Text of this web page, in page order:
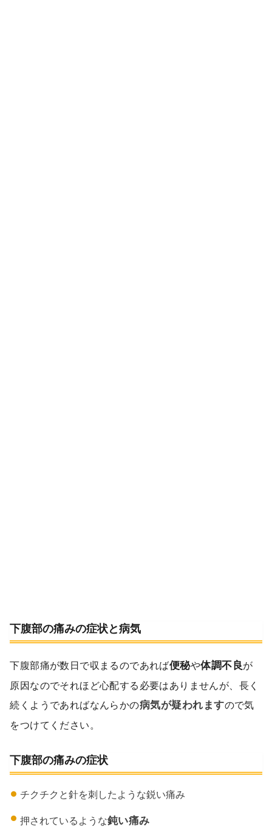
下腹部の痛みの症状と病気
下腹部痛が数日で収まるのであれば便秘や体調不良が
原因なのでそれほど心配する必要はありませんが、長く
続くようであればなんらかの病気が疑われますので気
をつけてください。
下腹部の痛みの症状
チクチクと針を刺したような鋭い痛み
押されているような鈍い痛み